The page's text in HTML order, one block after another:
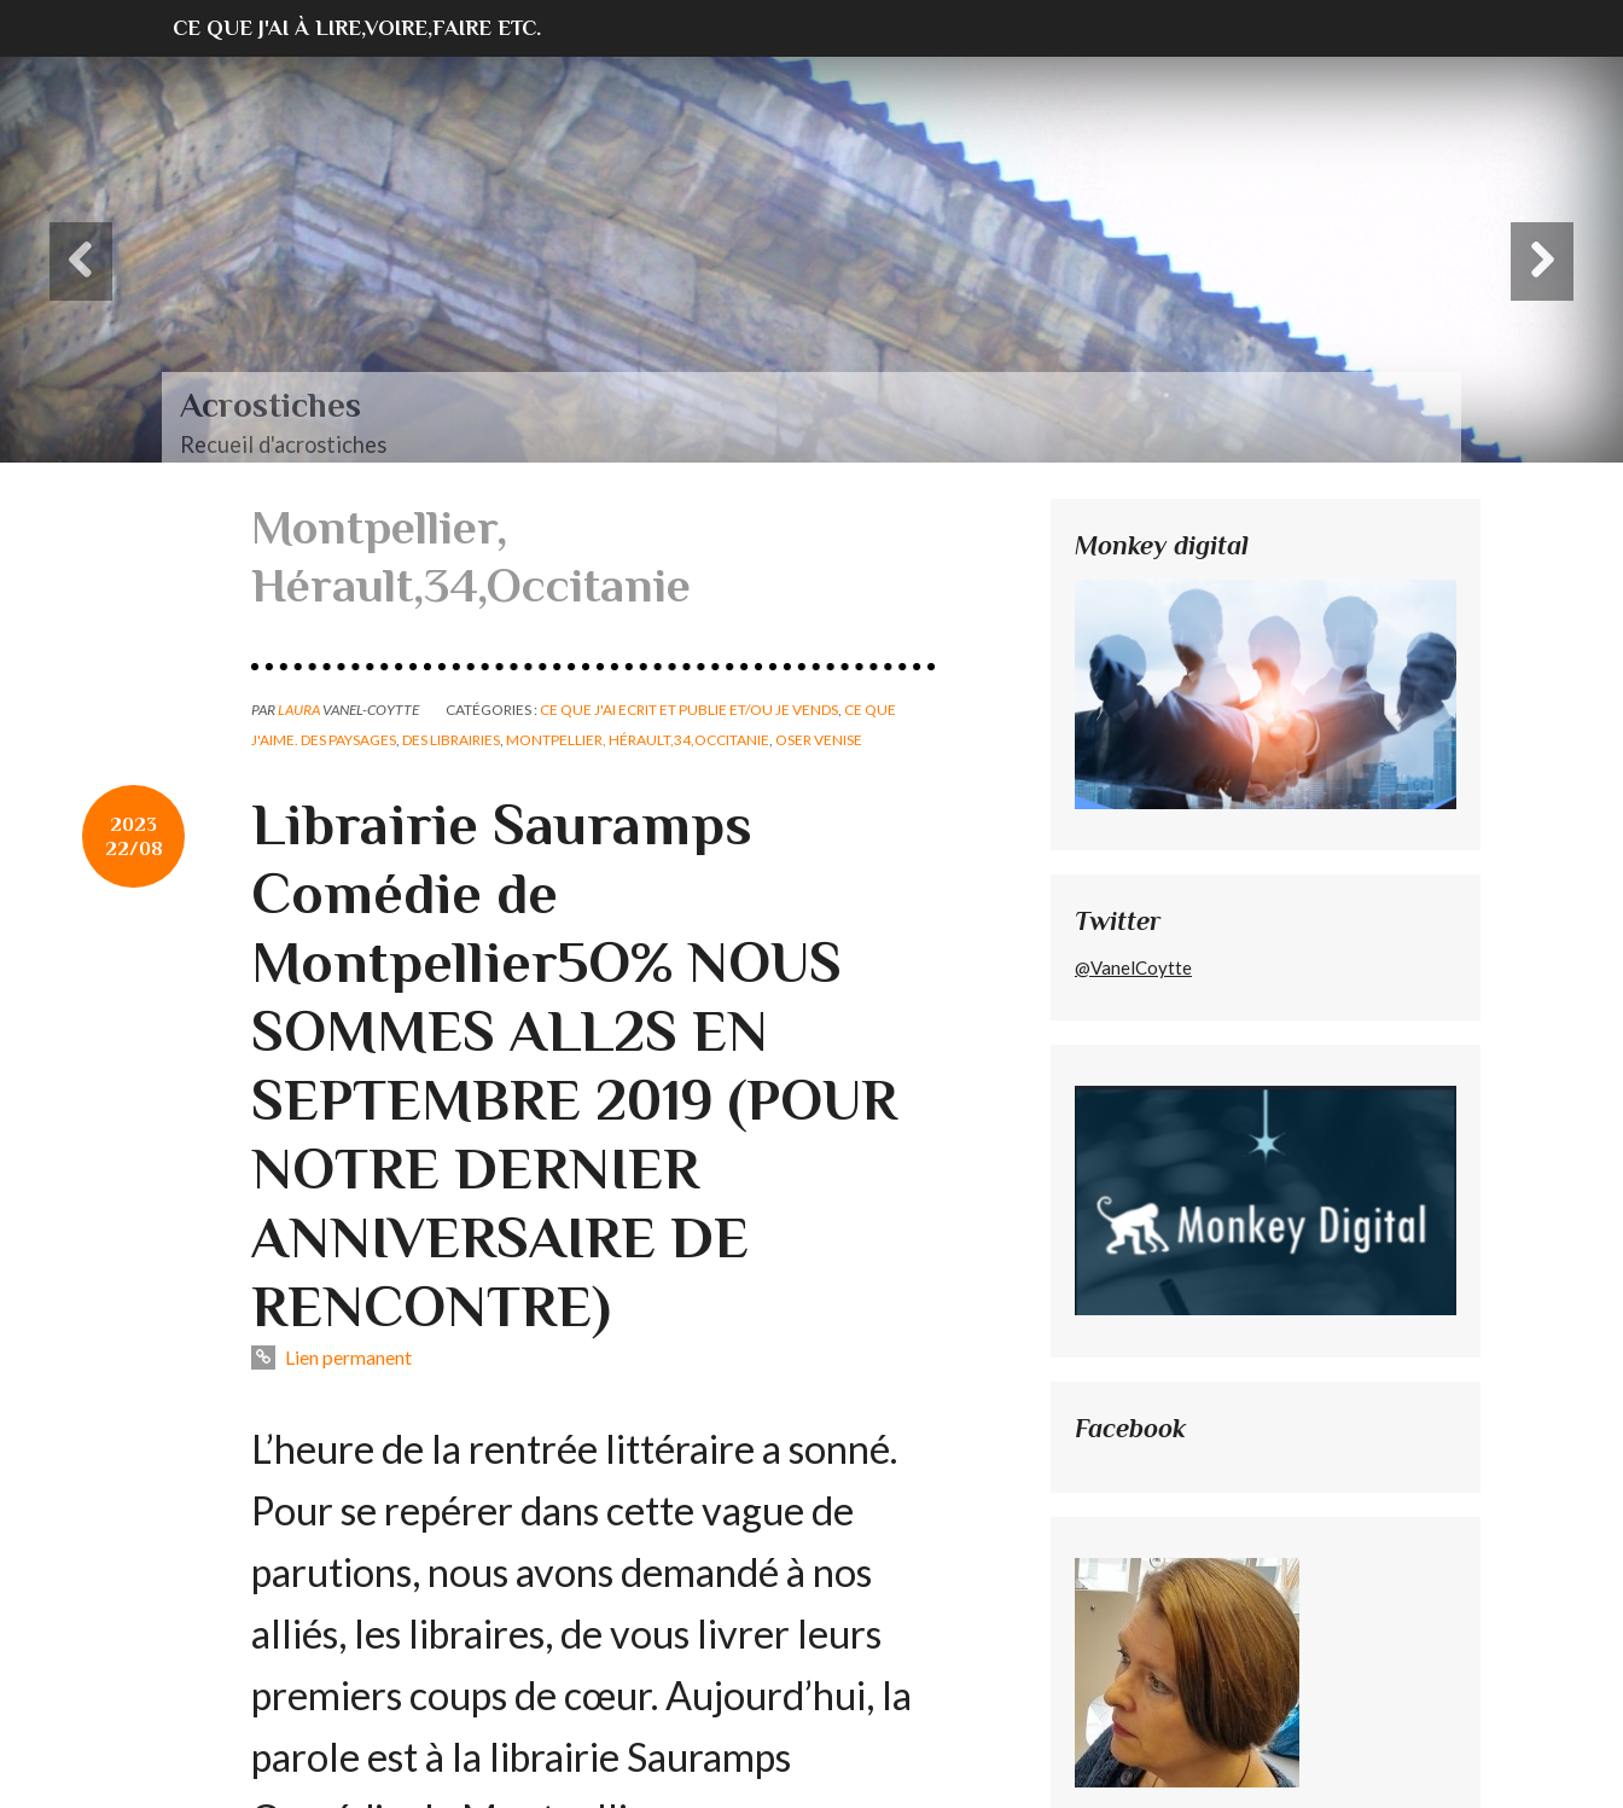
CE QUE J'AI À LIRE,VOIRE,FAIRE ETC.
Acrostiches
Recueil d'acrostiches
Montpellier,
Hérault,34,Occitanie
PARLAURA VANEL-COYTTE CATÉGORIES :CE QUE J'AI ECRIT ET PUBLIE ET/OU JE VENDS CE QUE
J'AIME. DES PAYSAGES DES LIBRAIRIES MONTPELLIER, HÉRAULT,34,OCCITANIE OSER VENISE
2023
22/08
Librairie Sauramps
Comédie de
Montpellier5O% NOUS
SOMMES ALL2S EN
SEPTEMBRE 2019 (POUR
NOTRE DERNIER
ANNIVERSAIRE DE
RENCONTRE)
Lien permanent
L’heure de la rentrée littéraire a sonné.
Pour se repérer dans cette vague de
parutions, nous avons demandé à nos
alliés, les libraires, de vous livrer leurs
premiers coups de cœur. Aujourd’hui, la
parole est à la librairie Sauramps
Monkey digital
Twitter
@VanelCoytte
Facebook